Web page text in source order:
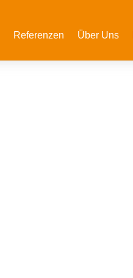
Referenzen Über Uns